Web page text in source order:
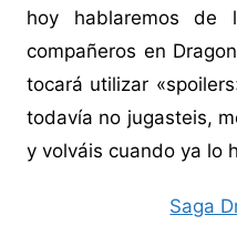
hoy hablaremos de
compañeros en
tocará utilizar
todavía no jugasteis,
y volváis cuando ya lo
Saga